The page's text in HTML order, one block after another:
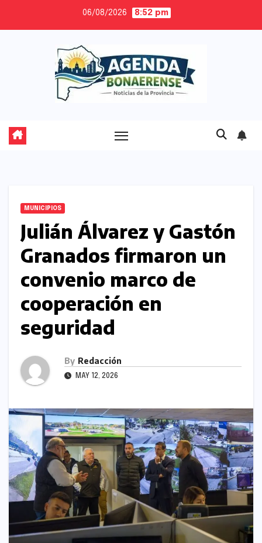
06/08/2026 8:52 pm
MUNICIPIOS
Julián Álvarez y Gastón
Granados firmaron un
convenio marco de
cooperación en
seguridad
By Redacción
MAY 12, 2026